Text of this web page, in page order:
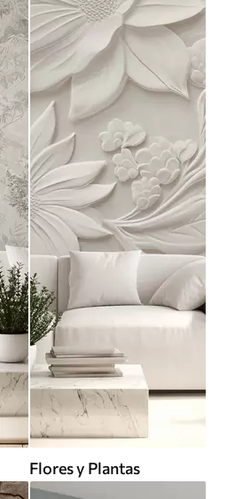
Flores y Plantas